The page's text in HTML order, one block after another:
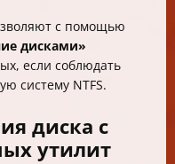
с помощью
дисками»
если соблюдать
систему NTFS.
диска с
утилит